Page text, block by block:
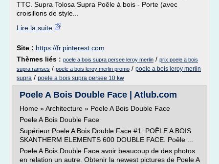
TTC. Supra Tolosa Supra Poêle à bois - Porte (avec
croisillons de style...
Lire la suite
Site : https://fr.pinterest.com
Thèmes liés : poele a bois supra persee leroy merlin / prix poele a bois
supra ramses / poele a bois leroy merlin promo / poele a bois leroy merlin
supra / poele a bois supra persee 10 kw
Poele A Bois Double Face | Atlub.com
Home » Architecture » Poele A Bois Double Face
Poele A Bois Double Face
Supérieur Poele A Bois Double Face #1: POÊLE A BOIS
SKANTHERM ELEMENTS 600 DOUBLE FACE. Poêle ...
Poele A Bois Double Face avoir beaucoup de des photos
en relation un autre. Obtenir la newest pictures de Poele A